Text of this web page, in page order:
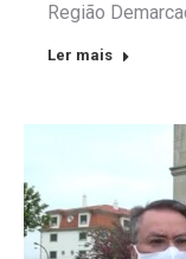
Região
Ler mais